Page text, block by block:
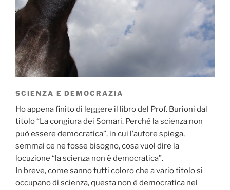
SCIENZA E DEMOCRAZIA
Ho appena finito di leggere il libro del Prof. Burioni dal
titolo “La congiura dei Somari. Perché la scienza non
può essere democratica”, in cui l’autore spiega,
semmai ce ne fosse bisogno, cosa vuol dire la
locuzione “la scienza non è democratica”.
In breve, come sanno tutti coloro che a vario titolo si
occupano di scienza, questa non è democratica nel